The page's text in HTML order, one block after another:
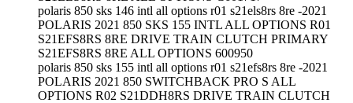
polaris 850 sks 146 intl all options r01 s21els8rs 8re -2021
POLARIS 2021 850 SKS 155 INTL ALL OPTIONS R01
S21EFS8RS 8RE DRIVE TRAIN CLUTCH PRIMARY
S21EFS8RS 8RE ALL OPTIONS 600950
polaris 850 sks 155 intl all options r01 s21efs8rs 8re -2021
POLARIS 2021 850 SWITCHBACK PRO S ALL
OPTIONS R02 S21DDH8RS DRIVE TRAIN CLUTCH